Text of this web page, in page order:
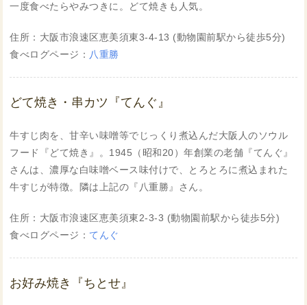
一度食べたらやみつきに。どて焼きも人気。
住所：大阪市浪速区恵美須東3-4-13 (動物園前駅から徒歩5分)
食べログページ： 八重勝
どて焼き・串カツ『てんぐ』
牛すじ肉を、甘辛い味噌等でじっくり煮込んだ大阪人のソウル
フード『どて焼き』。1945（昭和20）年創業の老舗『てんぐ』
さんは、濃厚な白味噌ベース味付けで、とろとろに煮込まれた
牛すじが特徴。隣は上記の『八重勝』さん。
住所：大阪市浪速区恵美須東2-3-3 (動物園前駅から徒歩5分)
食べログページ： てんぐ
お好み焼き『ちとせ』